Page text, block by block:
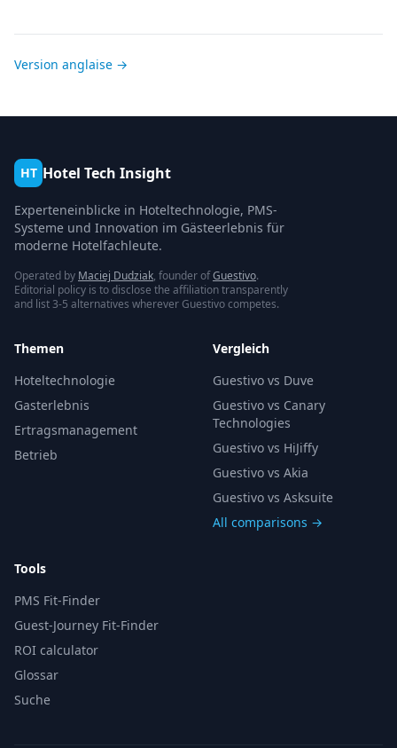
Version anglaise →
HT Hotel Tech Insight
Experteneinblicke in Hoteltechnologie, PMS-
Systeme und Innovation im Gästeerlebnis für
moderne Hotelfachleute.
Operated by Maciej Dudziak, founder ofGuestivo.
Editorial policy is to disclose the affiliation transparently
and list 3-5 alternatives wherever Guestivo competes.
Themen
Hoteltechnologie
Gasterlebnis
Ertragsmanagement
Betrieb
Vergleich
Guestivo vs Duve
Guestivo vs Canary
Technologies
Guestivo vs HiJiffy
Guestivo vs Akia
Guestivo vs Asksuite
All comparisons →
Tools
PMS Fit-Finder
Guest-Journey Fit-Finder
ROI calculator
Glossar
Suche